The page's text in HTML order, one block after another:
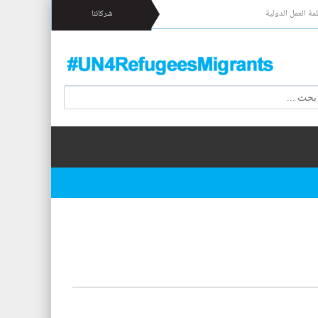
العمل الدولية شركائنا